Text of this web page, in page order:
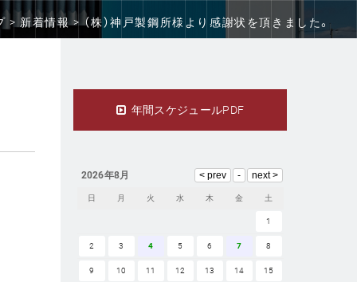
> 新着情報 >（株）神戸製鋼所様より感謝状を頂きました。
年間スケジュールPDF
2026年8月
日 月 火 水 木 金 土
1
2 3 4 5 6 7 8
9 10 11 12 13 14 15